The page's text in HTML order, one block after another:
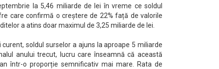
la 5,46 miliarde de lei în vreme ce soldul
care confirmă o creștere de 22% față de valorile
a atins doar maximul de 3,25 miliarde de lei.
soldul surselor a ajuns la aproape 5 miliarde
anului trecut, lucru care înseamnă că această
într-o proporție semnificativ mai mare. Rata de